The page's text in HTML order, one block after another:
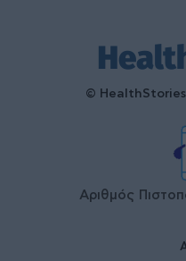
©
Αριθμός